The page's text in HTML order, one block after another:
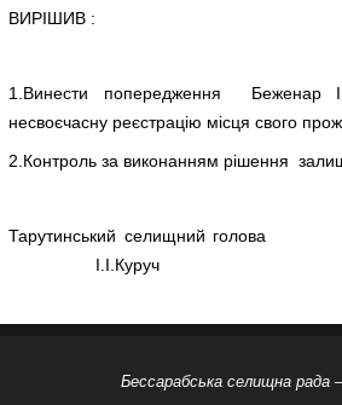
ВИРІШИВ :
1.Винести попередження Беженар
несвоєчасну реєстрацію місця свого
2.Контроль за виконанням рішення
Тарутинський
І.І.Куруч
Бессарабська селищна рада